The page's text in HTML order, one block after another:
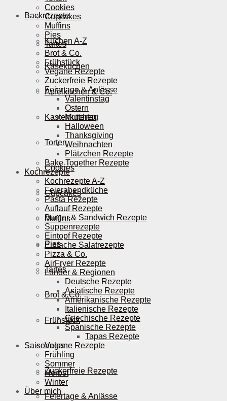
Backrezepte
Kuchen A-Z
Käsekuchen
Apfelkuchen & Co.
Kastenkuchen
Torten
Cookies
Cupcakes
Muffins
Pies
Tartes
Brot & Co.
Frühstück
Vegane Rezepte
Zuckerfreie Rezepte
Feiertage & Anlässe
Cookies
Cupcakes
Muffins
Pies
Tartes
Brot & Co.
Frühstück
Vegane Rezepte
Zuckerfreie Rezepte
Feiertage & Anlässe
Valentinstag
Ostern
Muttertag
Halloween
Thanksgiving
Weihnachten
Plätzchen Rezepte
Bake Together Rezepte
Kochrezepte
Kochrezepte A-Z
Feierabendküche
Pasta Rezepte
Auflauf Rezepte
Burger & Sandwich Rezepte
Suppenrezepte
Eintopf Rezepte
Einfache Salatrezepte
Pizza & Co.
AirFryer Rezepte
Länder & Regionen
Deutsche Rezepte
Asiatische Rezepte
Amerikanische Rezepte
Italienische Rezepte
Griechische Rezepte
Spanische Rezepte
Tapas Rezepte
Saisonales
Frühling
Sommer
Herbst
Winter
Über mich